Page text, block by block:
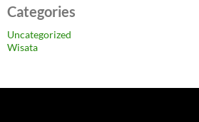
Categories
Uncategorized
Wisata